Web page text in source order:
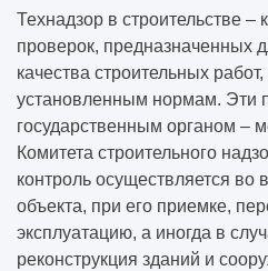
Технадзор в строительстве –
проверок, предназначенных
качества строительных
установленным нормам. Эти
государственным органом –
Комитета строительного
контроль осуществляется во
объекта, при его приемке,
эксплуатацию, а иногда в
реконструкция зданий и